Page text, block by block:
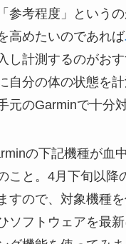
参考程度」という
高めたいのであれば
し計測するのがお
自分の体の状態を
元のGarminで十分
の下記機種が血
こと。4月下旬以降
すので、対象機種
ソフトウェアを最